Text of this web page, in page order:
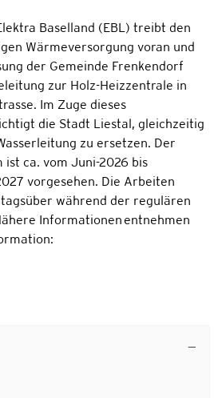
Baselland (EBL) treibt den
Wärmeversorgung voran und
der Gemeinde Frenkendorf
zur Holz-Heizzentrale in
Im Zuge dieses
die Stadt Liestal, gleichzeitig
zu ersetzen. Der
ca. vom Juni-2026 bis
vorgesehen. Die Arbeiten
während der regulären
Informationen entnehmen